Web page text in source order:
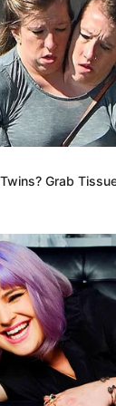
Jegal
S-400
kebijakan
Serikat dari
‘sakit hati’
Grab